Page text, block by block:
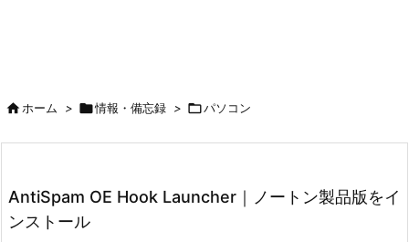
ホーム > 情報・備忘録 > パソコン
AntiSpam OE Hook Launcher｜ノートン製品版をイ
ンストール